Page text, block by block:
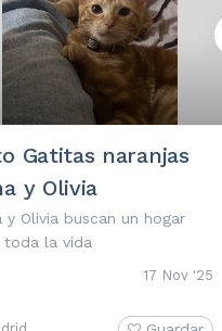
Gatitas naranjas
y Olivia
y Olivia buscan un hogar
toda la vida
17 Nov '25